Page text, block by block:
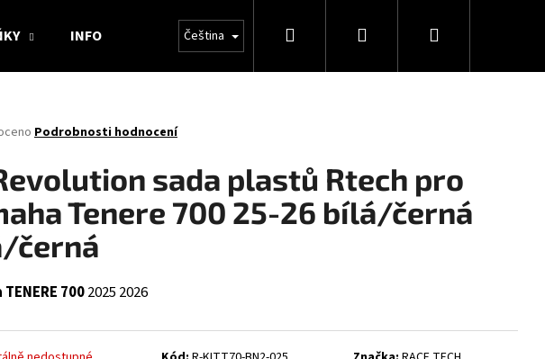
INFO Čeština Hledat PřihlášeníNákupní
Podrobnosti hodnocení
sada plastů Rtech pro
Tenere 700 25-26 bílá/černá
černá
7002025 2026